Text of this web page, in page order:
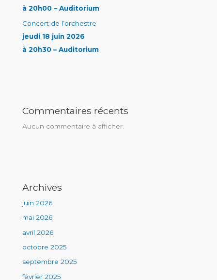
à 20h00 – Auditorium
Concert de l’orchestre
jeudi 18 juin 2026
à 20h30 – Auditorium
Commentaires récents
Aucun commentaire à afficher.
Archives
juin 2026
mai 2026
avril 2026
octobre 2025
septembre 2025
février 2025